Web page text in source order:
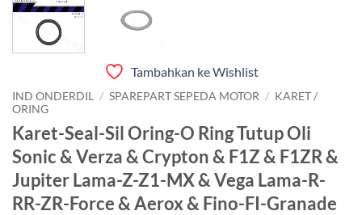
Tambahkan ke Wishlist
IND ONDERDIL / SPAREPART SEPEDA MOTOR / KARET /
ORING
Karet-Seal-Sil Oring-O Ring Tutup Oli
Sonic & Verza & Crypton & F1Z & F1ZR &
Jupiter Lama-Z-Z1-MX & Vega Lama-R-
RR-ZR-Force & Aerox & Fino-FI-Granade